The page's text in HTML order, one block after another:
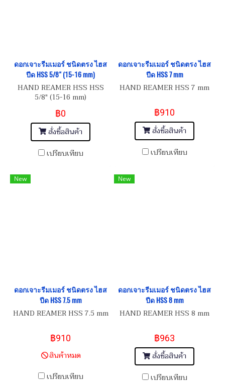
ดอกเจาะรีมเมอร์ ชนิดตรง ไฮส
ปีด HSS 5/8" (15-16 mm)
HAND REAMER HSS HSS
5/8" (15-16 mm)
฿0
สั่งซื้อสินค้า
เปรียบเทียบ
ดอกเจาะรีมเมอร์ ชนิดตรง ไฮส
ปีด HSS 7 mm
HAND REAMER HSS 7 mm
฿910
สั่งซื้อสินค้า
เปรียบเทียบ
New
ดอกเจาะรีมเมอร์ ชนิดตรง ไฮส
ปีด HSS 7.5 mm
HAND REAMER HSS 7.5 mm
฿910
สินค้าหมด
เปรียบเทียบ
New
ดอกเจาะรีมเมอร์ ชนิดตรง ไฮส
ปีด HSS 8 mm
HAND REAMER HSS 8 mm
฿963
สั่งซื้อสินค้า
เปรียบเทียบ